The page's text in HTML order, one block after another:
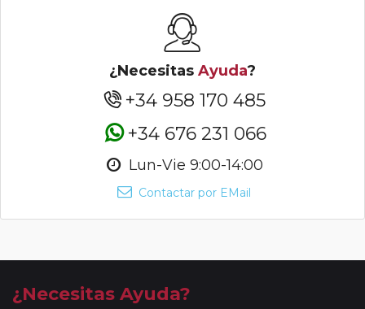
¿Necesitas Ayuda?
+34 958 170 485
+34 676 231 066
Lun-Vie 9:00-14:00
Contactar por EMail
¿Necesitas Ayuda?